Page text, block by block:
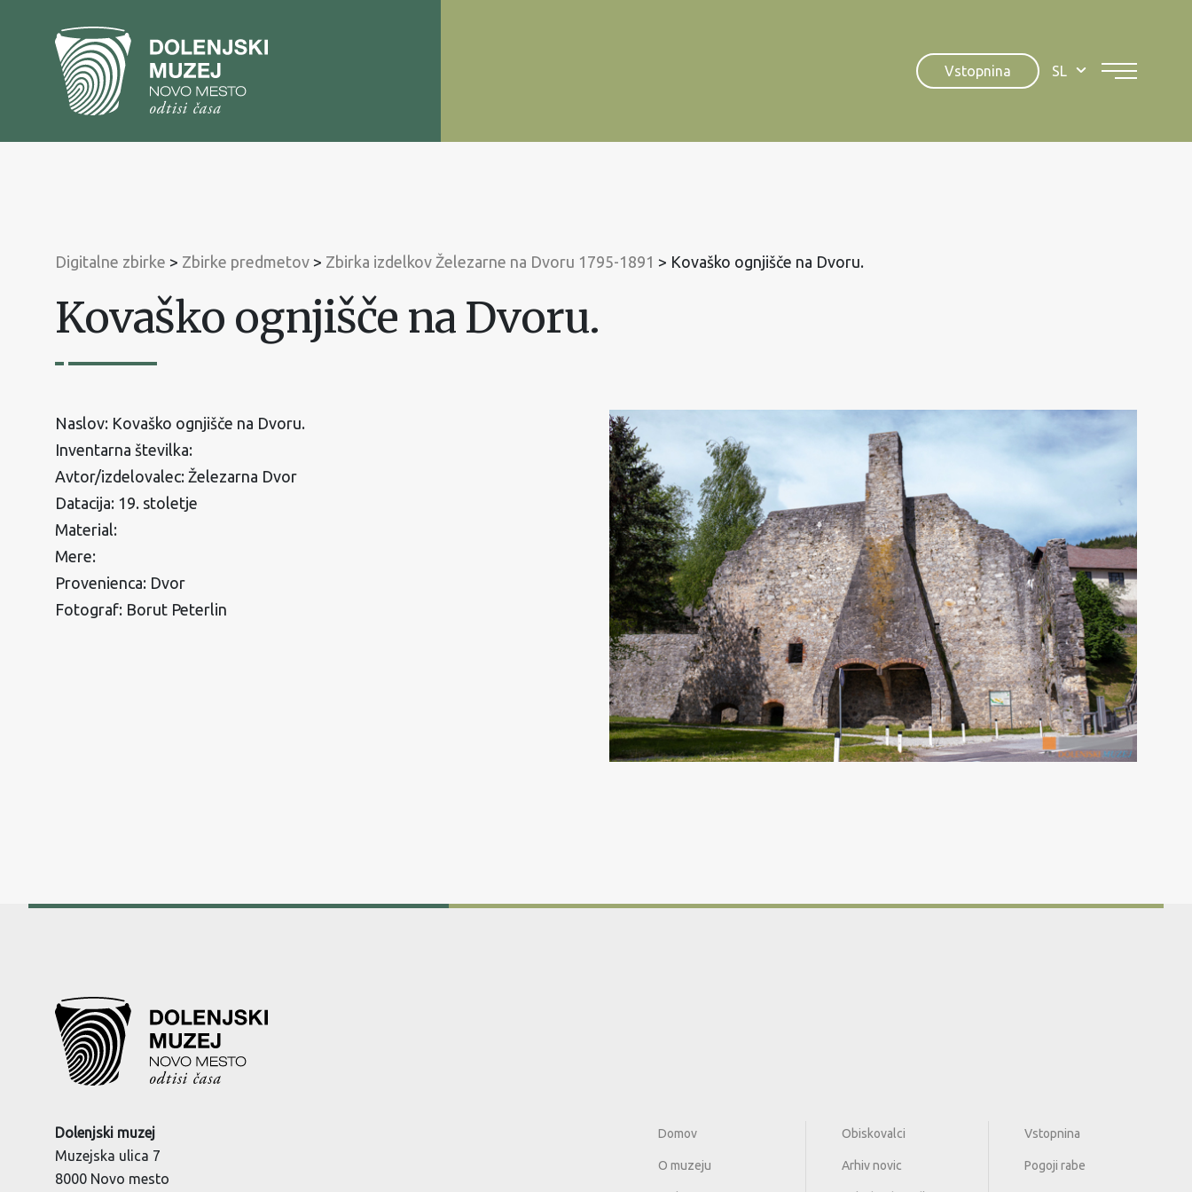
Na
Vstopnina SL
Digitalne zbirke > Zbirke predmetov > Zbirka izdelkov Železarne na Dvoru 1795-1891 > Kovaško ognjišče na Dvoru.
Kovaško ognjišče na Dvoru.
Naslov: Kovaško ognjišče na Dvoru.
Inventarna številka:
Avtor/izdelovalec: Železarna Dvor
Datacija: 19. stoletje
Material:
Mere:
Provenienca: Dvor
Fotograf: Borut Peterlin
Dolenjski muzej
Muzejska ulica 7
8000 Novo mesto
Domov
O muzeju
Obiskovalci
Arhiv novic
Vstopnina
Pogoji rabe